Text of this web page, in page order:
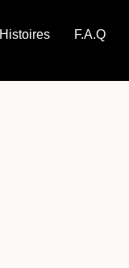
Histoires F.A.Q